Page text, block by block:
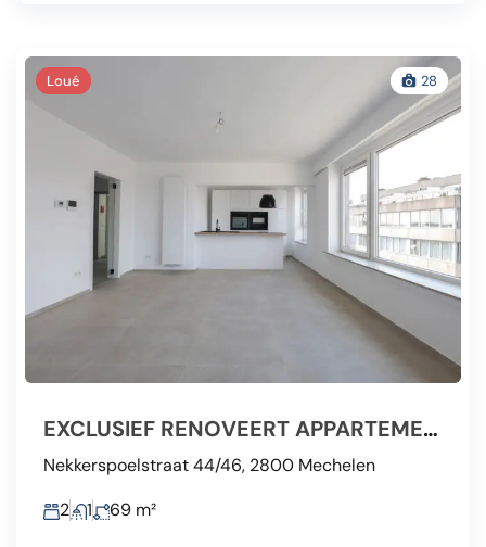
Loué 28
EXCLUSIEF RENOVEERT APPARTEMENT 69M² MET 2 SLP. + TERRAS
Nekkerspoelstraat 44/46, 2800 Mechelen
2
1 69 m²